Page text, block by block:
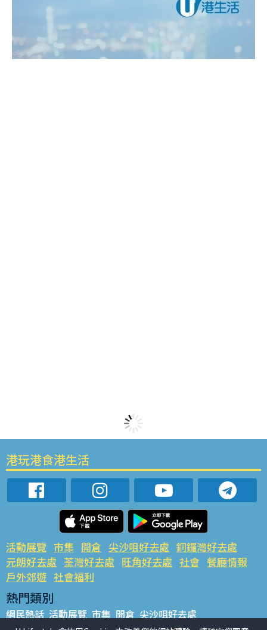
港玩港食港生活
活動展覽 市集 開倉 尖沙咀好去處 銅鑼灣好去處
元朗好去處 荃灣好去處 旺角好去處 社會 餐廳情報
戶外郊遊 社會福利
熱門類別
網民熱話 活動展覽 市集 開倉 尖沙咀好去處